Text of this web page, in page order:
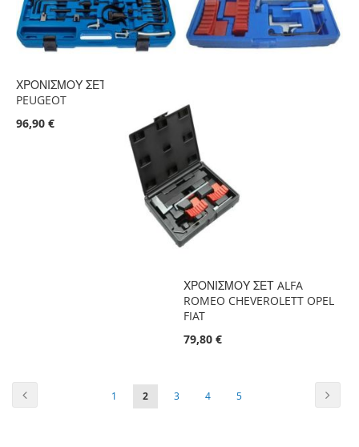
ΧΡΟΝΙΣΜΟΥ ΣΕΤ CITROEN
PEUGEOT
96,90 €
ΧΡΟΝΙΣΜΟΥ ΣΕΤ ALFA
ROMEO CHEVEROLETT OPEL
FIAT
79,80 €
Σελίδα
Προηγούμενο Σελίδα
1
Διαβάζετε
2 Σελίδα
3 Σελίδα
4 Σελίδα
5